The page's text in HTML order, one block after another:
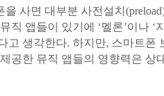
사면 대부분 사전설치
직 앱들이 있기에 ‘멜론’이나 ‘
고 생각한다. 하지만, 스마트폰
공한 뮤직 앱들의 영향력은 상